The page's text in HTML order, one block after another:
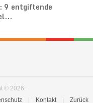
9 entgiftende
© 2026.
| Kontakt| Zurück